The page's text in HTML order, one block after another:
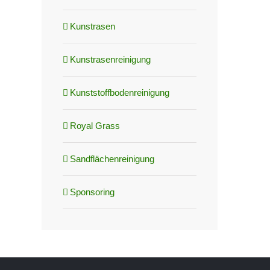
Kunstrasen
Kunstrasenreinigung
Kunststoffbodenreinigung
Royal Grass
Sandflächenreinigung
Sponsoring